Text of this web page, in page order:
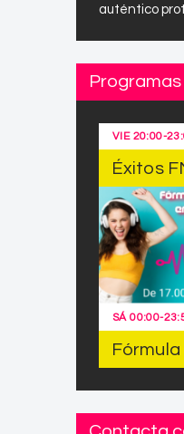
auténtico
VIE 20:00-
Éxitos
SÁ00:00-